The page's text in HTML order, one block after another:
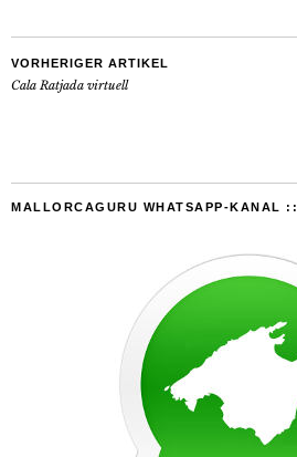
VORHERIGER ARTIKEL
Cala Ratjada virtuell
MALLORCAGURU WHATSAPP-KANAL ::